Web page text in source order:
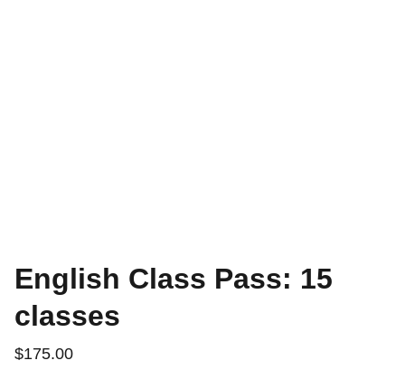
English Class Pass: 15
classes
$175.00